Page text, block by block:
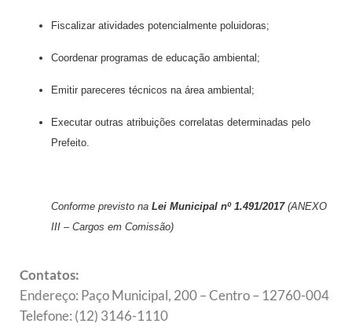
Fiscalizar atividades potencialmente poluidoras;
Coordenar programas de educação ambiental;
Emitir pareceres técnicos na área ambiental;
Executar outras atribuições correlatas determinadas pelo
Prefeito.
Conforme previsto na Lei Municipal nº 1.491/2017(ANEXO
III – Cargos em Comissão)
Contatos:
Endereço: Paço Municipal, 200 – Centro – 12760-004
Telefone: (12) 3146-1110